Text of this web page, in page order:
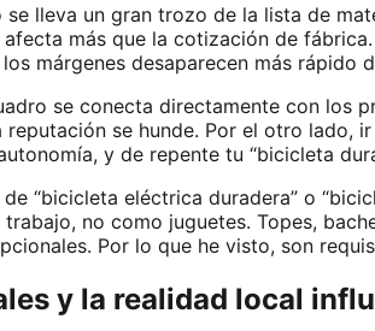
lleva un gran trozo de la lista de
más que la cotización de
márgenes desaparecen más rápido
se conecta directamente con los
se hunde. Por el otro
y de repente tu “bicicleta
“bicicleta eléctrica duradera” o
no como juguetes. Topes,
Por lo que he visto, son
y la realidad local